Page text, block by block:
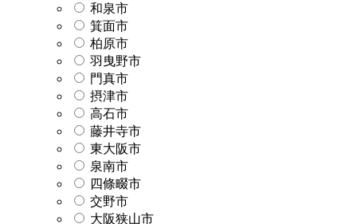
和泉市
箕面市
柏原市
羽曳野市
門真市
摂津市
高石市
藤井寺市
東大阪市
泉南市
四條畷市
交野市
大阪狭山市